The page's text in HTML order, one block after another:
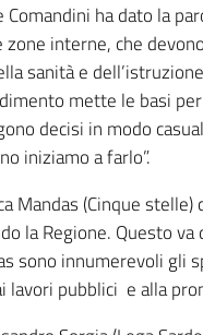
ha dato la
interne, che
sanità e
mette le basi
decisi in modo
iniziamo a farlo”.
Mandas (Cinque
la Regione. Questo
sono innumerevoli
lavori pubblici e alla